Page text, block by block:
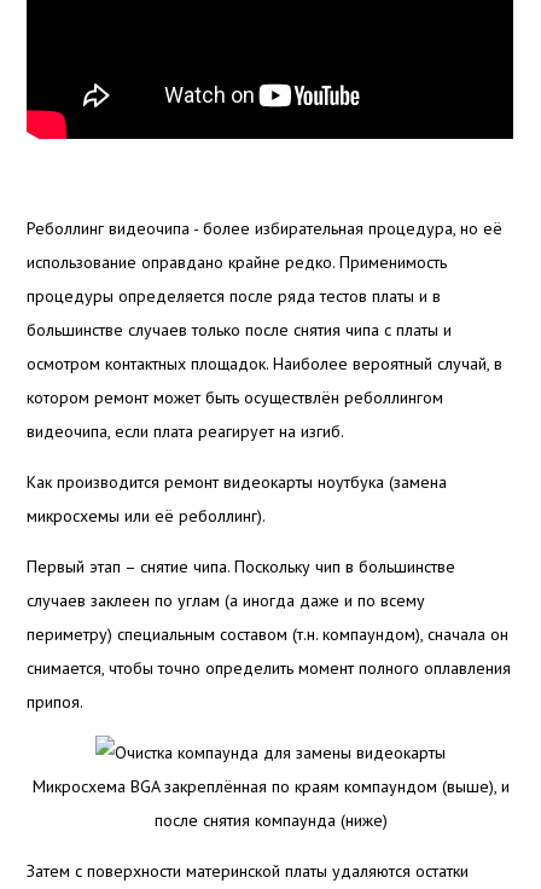
Реболлинг видеочипа - более избирательная процедура, но её
использование оправдано крайне редко. Применимость
процедуры определяется после ряда тестов платы и в
большинстве случаев только после снятия чипа с платы и
осмотром контактных площадок. Наиболее вероятный случай, в
котором ремонт может быть осуществлён реболлингом
видеочипа, если плата реагирует на изгиб.
Как производится ремонт видеокарты ноутбука (замена
микросхемы или её реболлинг).
Первый этап – снятие чипа. Поскольку чип в большинстве
случаев заклеен по углам (а иногда даже и по всему
периметру) специальным составом (т.н. компаундом), сначала он
снимается, чтобы точно определить момент полного оплавления
припоя.
Микросхема BGA закреплённая по краям компаундом (выше), и
после снятия компаунда (ниже)
Затем с поверхности материнской платы удаляются остатки